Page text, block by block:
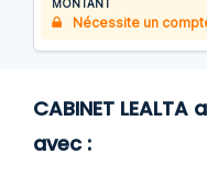
MONTANT
Nécessite un
CABINET
avec :